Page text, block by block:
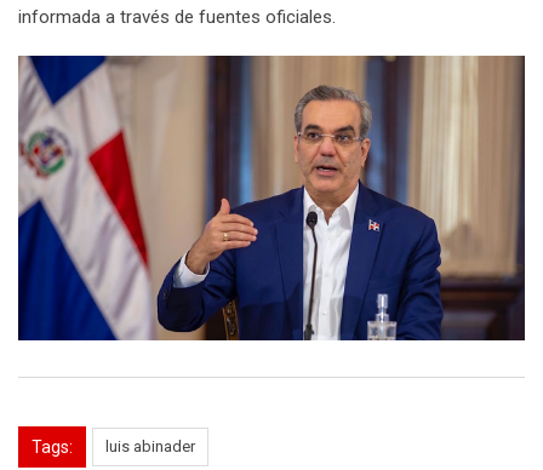
informada a través de fuentes oficiales.
Tags: luis abinader